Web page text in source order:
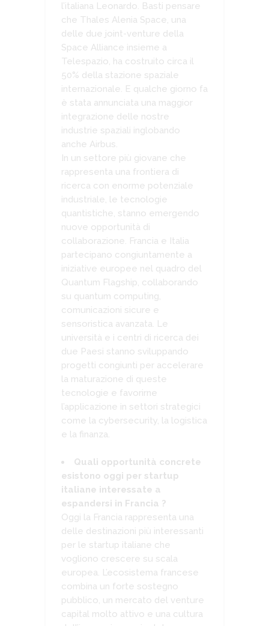
l’italiana Leonardo. Basti pensare
che Thales Alenia Space, una
delle due joint-venture della
Space Alliance insieme a
Telespazio, ha costruito circa il
50% della stazione spaziale
internazionale. E qualche giorno fa
è stata annunciata una maggior
integrazione delle nostre
industrie spaziali inglobando
anche Airbus.
In un settore più giovane che
rappresenta una frontiera di
ricerca con enorme potenziale
industriale, le tecnologie
quantistiche, stanno emergendo
nuove opportunità di
collaborazione. Francia e Italia
partecipano congiuntamente a
iniziative europee nel quadro del
Quantum Flagship, collaborando
su quantum computing,
comunicazioni sicure e
sensoristica avanzata. Le
università e i centri di ricerca dei
due Paesi stanno sviluppando
progetti congiunti per accelerare
la maturazione di queste
tecnologie e favorirne
l’applicazione in settori strategici
come la cybersecurity, la logistica
e la finanza.
Quali opportunità concrete
esistono oggi per startup
italiane interessate a
espandersi in Francia ?
Oggi la Francia rappresenta una
delle destinazioni più interessanti
per le startup italiane che
vogliono crescere su scala
europea. L’ecosistema francese
combina un forte sostegno
pubblico, un mercato del venture
capital molto attivo e una cultura